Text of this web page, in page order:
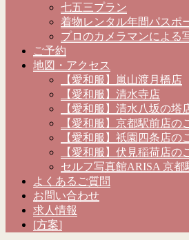
七五三プラン
着物レンタル年間パスポ
プロのカメラマンによる
ご予約
地図・アクセス
【愛和服】嵐山渡月橋店
【愛和服】清水寺店
【愛和服】清水八坂の塔
【愛和服】京都駅前店の
【愛和服】祇園四条店の
【愛和服】伏見稲荷店の
セルフ写真館ARISA 京都
よくあるご質問
お問い合わせ
求人情報
[方案]